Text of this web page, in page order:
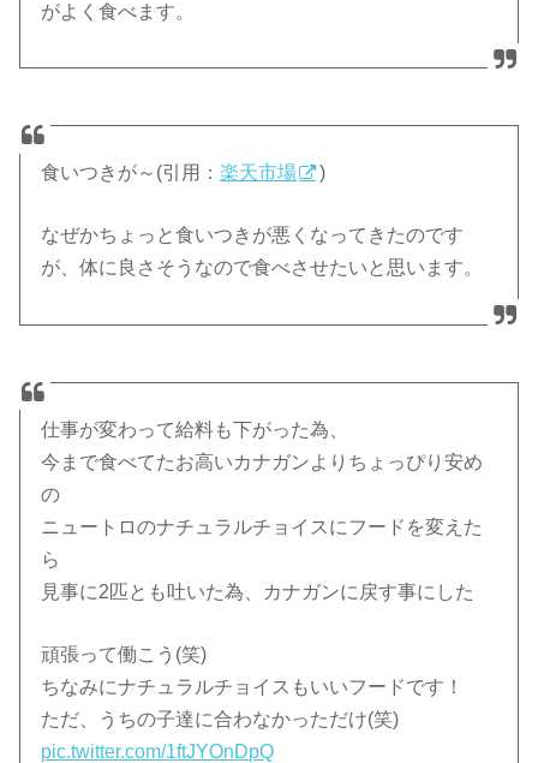
がよく食べます。
食いつきが～(引用：楽天市場 )
なぜかちょっと食いつきが悪くなってきたのです
が、体に良さそうなので食べさせたいと思います。
仕事が変わって給料も下がった為、
今まで食べてたお高いカナガンよりちょっぴり安め
の
ニュートロのナチュラルチョイスにフードを変えた
ら
見事に2匹とも吐いた為、カナガンに戻す事にした
頑張って働こう(笑)
ちなみにナチュラルチョイスもいいフードです！
ただ、うちの子達に合わなかっただけ(笑)
pic.twitter.com/1ftJYOnDpQ